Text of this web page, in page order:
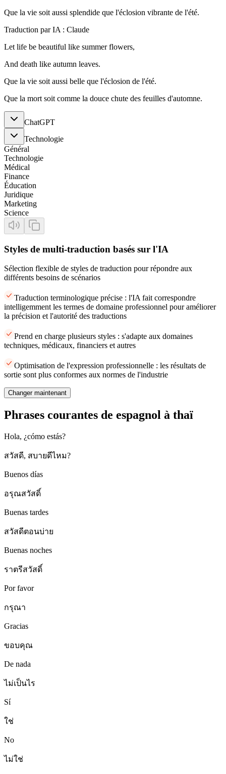
Que la vie soit aussi splendide que l'éclosion vibrante de l'été.
Traduction par IA : Claude
Let life be beautiful like summer flowers,
And death like autumn leaves.
Que la vie soit aussi belle que l'éclosion de l'été.
Que la mort soit comme la douce chute des feuilles d'automne.
ChatGPT
Technologie
Général
Technologie
Médical
Finance
Éducation
Juridique
Marketing
Science
Styles de multi-traduction basés sur l'IA
Sélection flexible de styles de traduction pour répondre aux
différents besoins de scénarios
Traduction terminologique précise : l'IA fait correspondre
intelligemment les termes de domaine professionnel pour améliorer
la précision et l'autorité des traductions
Prend en charge plusieurs styles : s'adapte aux domaines
techniques, médicaux, financiers et autres
Optimisation de l'expression professionnelle : les résultats de
sortie sont plus conformes aux normes de l'industrie
Changer maintenant
Phrases courantes de espagnol à thaï
Hola, ¿cómo estás?
สวัสดี, สบายดีไหม?
Buenos días
อรุณสวัสดิ์
Buenas tardes
สวัสดีตอนบ่าย
Buenas noches
ราตรีสวัสดิ์
Por favor
กรุณา
Gracias
ขอบคุณ
De nada
ไม่เป็นไร
Sí
ใช่
No
ไม่ใช่